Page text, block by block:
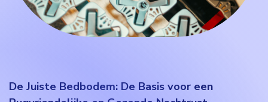
De Juiste Bedbodem: De Basis voor een